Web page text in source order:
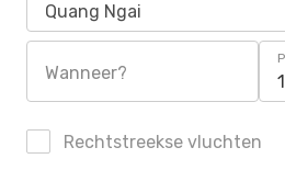
Quang Ngai
Wanneer?
Rechtstreekse vluchten